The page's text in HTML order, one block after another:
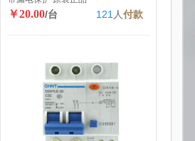
￥20.00/台 121 人付款